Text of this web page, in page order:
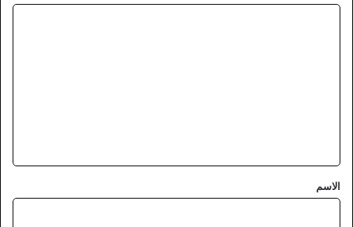
*
الاسم